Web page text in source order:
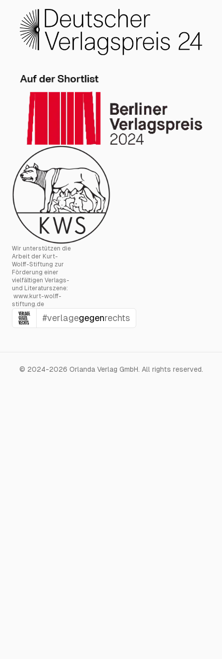
Wir unterstützen die
Arbeit der Kurt-
Wolff-Stiftung zur
Förderung einer
vielfältigen Verlags-
und Literaturszene:
www.kurt-wolff-
stiftung.de
#verlagegegenrechts
© 2024-2026 Orlanda Verlag GmbH. All rights reserved.